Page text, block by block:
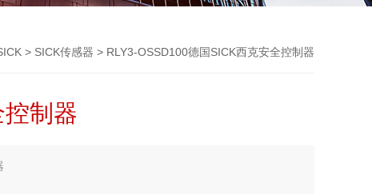
> SICK传感器 > RLY3-OSSD100德国SICK西克安全控制器
制器